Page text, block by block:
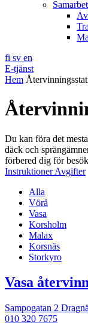
fi sv en
E-tjänst
Hem
Du kan föra det
däck och
förbered dig för
InstruktionerAvgifter
Alla
Vörå
Vasa
Korsholm
Malax
Korsnäs
Storkyro
Vasa
Sampogatan 2
010 320 7675